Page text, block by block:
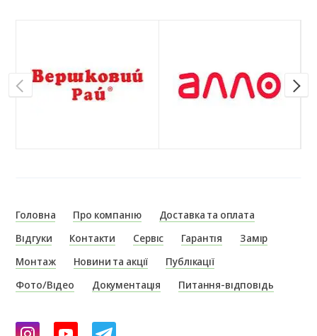
Головна Про компанію
Доставка та оплата
Відгуки
Контакти Сервіс Гарантія
Замір
Монтаж
Новини та акції
Публікації
Фото/Відео
Документація Питання-відповідь